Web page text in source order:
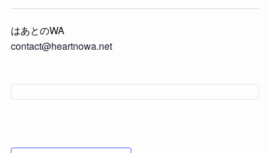
はあとのWA
contact@heartnowa.net